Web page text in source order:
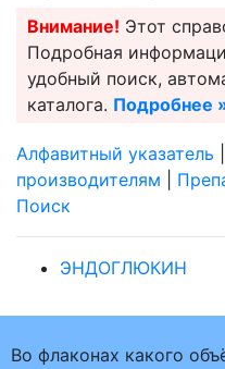
Внимание! Этот
Подробная
удобный поиск,
каталога. Подробнее
Алфавитный указатель
производителям
Поиск
ЭНДОГЛЮКИН
Во флаконах какого